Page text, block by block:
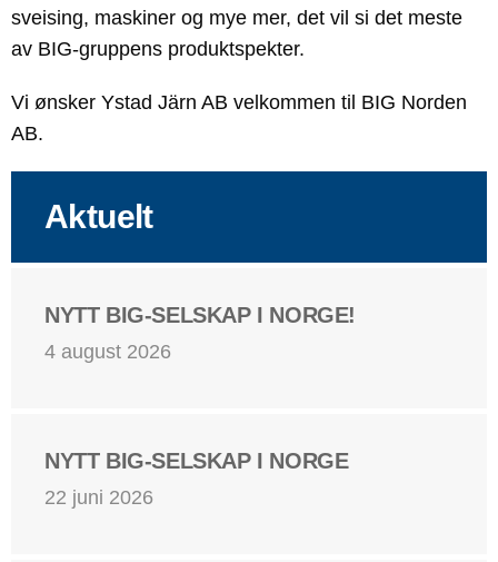
sveising, maskiner og mye mer, det vil si det meste
av BIG-gruppens produktspekter.
Vi ønsker Ystad Järn AB velkommen til BIG Norden
AB.
Aktuelt
NYTT BIG-SELSKAP I NORGE!
4 august 2026
NYTT BIG-SELSKAP I NORGE
22 juni 2026